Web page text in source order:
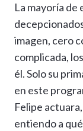
La mayoría de
imagen, cero
complicada,
él. Solo su
en este
Felipe
entiendo a qué